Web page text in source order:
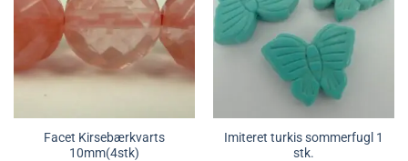
Facet Kirsebærkvarts
10mm(4stk)
Imiteret turkis sommerfugl 1
stk.